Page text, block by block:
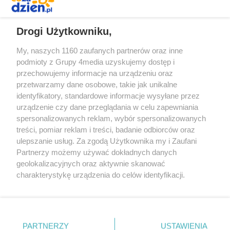
Prywatność Reklama Redakcja Praca Kielce
Facebook.com
Youtube.com
Drogi Użytkowniku,
My, naszych 1160 zaufanych partnerów oraz inne
podmioty z Grupy 4media uzyskujemy dostęp i
przechowujemy informacje na urządzeniu oraz
przetwarzamy dane osobowe, takie jak unikalne
identyfikatory, standardowe informacje wysyłane przez
urządzenie czy dane przeglądania w celu zapewniania
spersonalizowanych reklam, wybór spersonalizowanych
treści, pomiar reklam i treści, badanie odbiorców oraz
ulepszanie usług. Za zgodą Użytkownika my i Zaufani
Partnerzy możemy używać dokładnych danych
geolokalizacyjnych oraz aktywnie skanować
charakterystykę urządzenia do celów identyfikacji.
zmienić/wycofać klikając przycisk ustawień prywatności
PARTNERZY USTAWIENIA